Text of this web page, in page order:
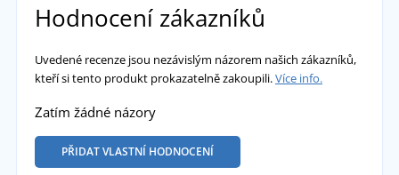
Hodnocení zákazníků
Uvedené recenze jsou nezávislým názorem našich zákazníků,
kteří si tento produkt prokazatelně zakoupili.Více info.
Zatím žádné názory
PŘIDAT VLASTNÍ HODNOCENÍ